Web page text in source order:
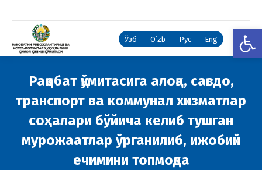
Ўзб Oʻzb Рус Eng
Рақобат қўмитасига алоқа, савдо,
транспорт ва коммунал хизматлар
соҳалари бўйича келиб тушган
мурожаатлар ўрганилиб, ижобий
ечимини топмоқда